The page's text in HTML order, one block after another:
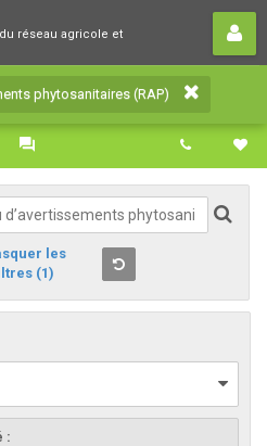
réseau agricole et
(RAP)
du réseau agricole et
phytosanitaires (RAP)
les
(1)
: